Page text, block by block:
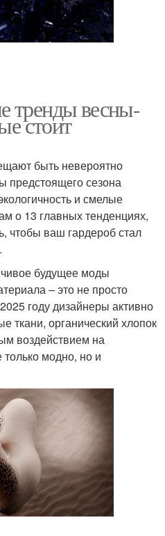
весны-
стоит
быть невероятно
предстоящего сезона
и смелые
о 13 главных тенденциях,
чтобы ваш гардероб стал
будущее моды
– это не просто
году дизайнеры активно
ткани, органический хлопок
воздействием на
модно, но и